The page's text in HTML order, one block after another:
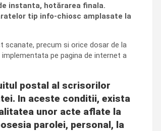
instanta, hotărarea finala.
tip info-chiosc amplasate la
precum si orice dosar de la
pe pagina de internet a
postal al scrisorilor
In aceste conditii, exista
unor acte aflate la
parolei, personal, la